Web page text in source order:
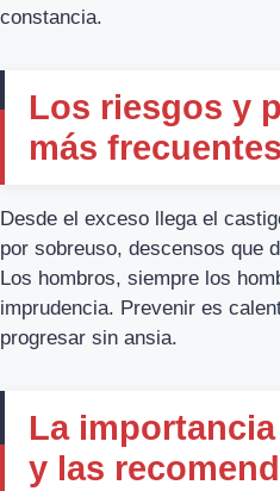
constancia.
Los riesgos y
más frecuentes
Desde el exceso llega el
por sobreuso, descensos que
Los hombros, siempre los
imprudencia. Prevenir es
progresar sin ansia.
La
y las